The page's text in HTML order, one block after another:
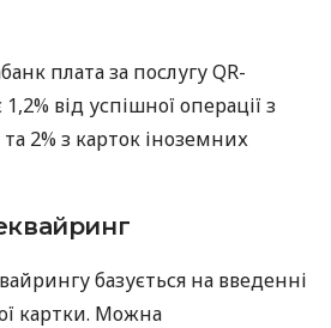
плата за послугу QR-
від успішної операції з
2% з карток іноземних
базується на введенні
картки. Можна